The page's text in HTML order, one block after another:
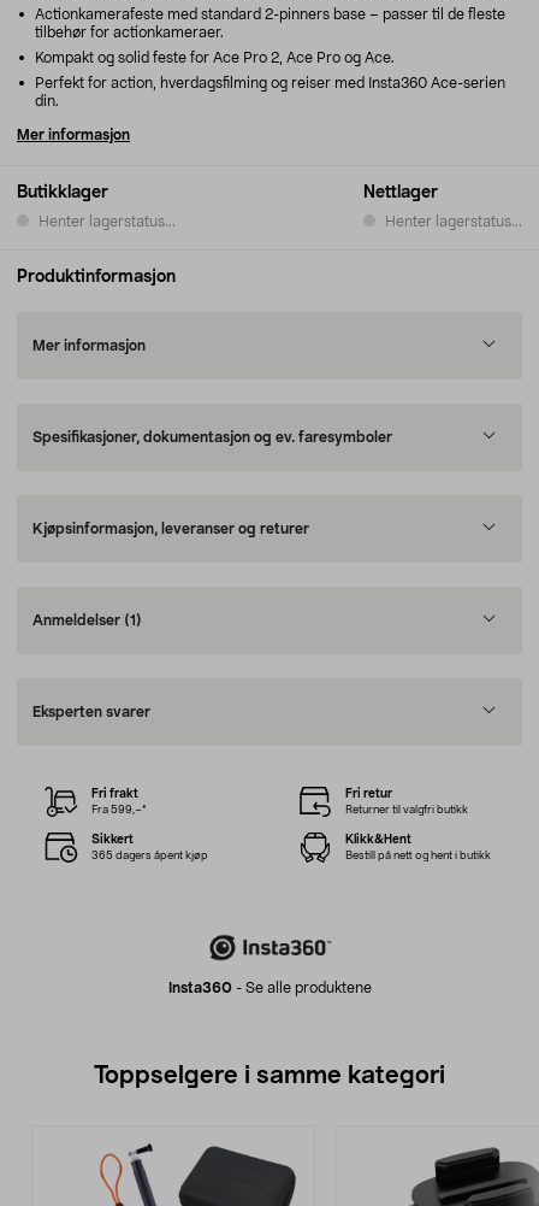
Butikklager
Henter lagerstatus...
Nettlager
Henter lagerstatus...
Actionkamerafeste med standard 2-pinners base – passer til de fleste
tilbehør for actionkameraer.
Kompakt og solid feste for Ace Pro 2, Ace Pro og Ace.
Perfekt for action, hverdagsfilming og reiser med Insta360 Ace-serien
din.
Mer informasjon
Produktinformasjon
Mer informasjon
Spesifikasjoner, dokumentasjon og ev. faresymboler
Kjøpsinformasjon, leveranser og returer
Anmeldelser (1)
Eksperten svarer
Insta360- Se alle produktene
Fri frakt
Fra 599,–*
Fri retur
Returner til valgfri butikk
Sikkert
365 dagers åpent kjøp
Klikk&Hent
Bestill på nett og hent i butikk
Toppselgere i samme kategori